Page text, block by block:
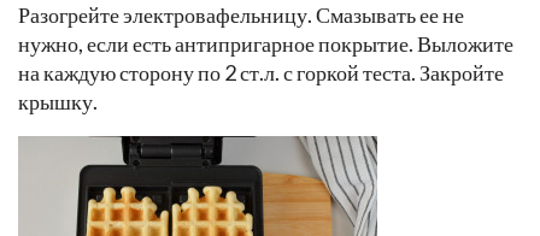
Разогрейте электровафельницу. Смазывать ее не
нужно, если есть антипригарное покрытие. Выложите
на каждую сторону по 2 ст.л. с горкой теста. Закройте
крышку.